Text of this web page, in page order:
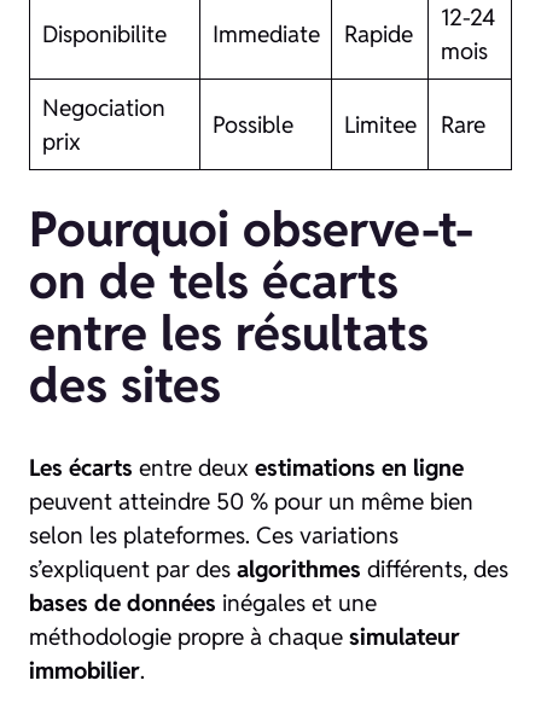
Disponibilite Immediate Rapide
12-24
mois
Negociation
prix
Possible Limitee Rare
Pourquoi observe-t-
on de tels écarts
entre les résultats
des sites
Les écarts entre deux estimations en ligne
peuvent atteindre 50 % pour un même bien
selon les plateformes. Ces variations
s’expliquent par des algorithmes différents, des
bases de données inégales et une
méthodologie propre à chaque simulateur
immobilier.